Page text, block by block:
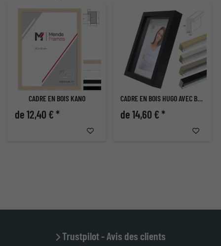
CADRE EN BOIS KANO
de 12,40 € *
CADRE EN BOIS HUGO AVEC BAGUETTE D'ESPACEMENT ET PASSE-PARTOUT
de 14,60 € *
Trustpilot - Avis des clients